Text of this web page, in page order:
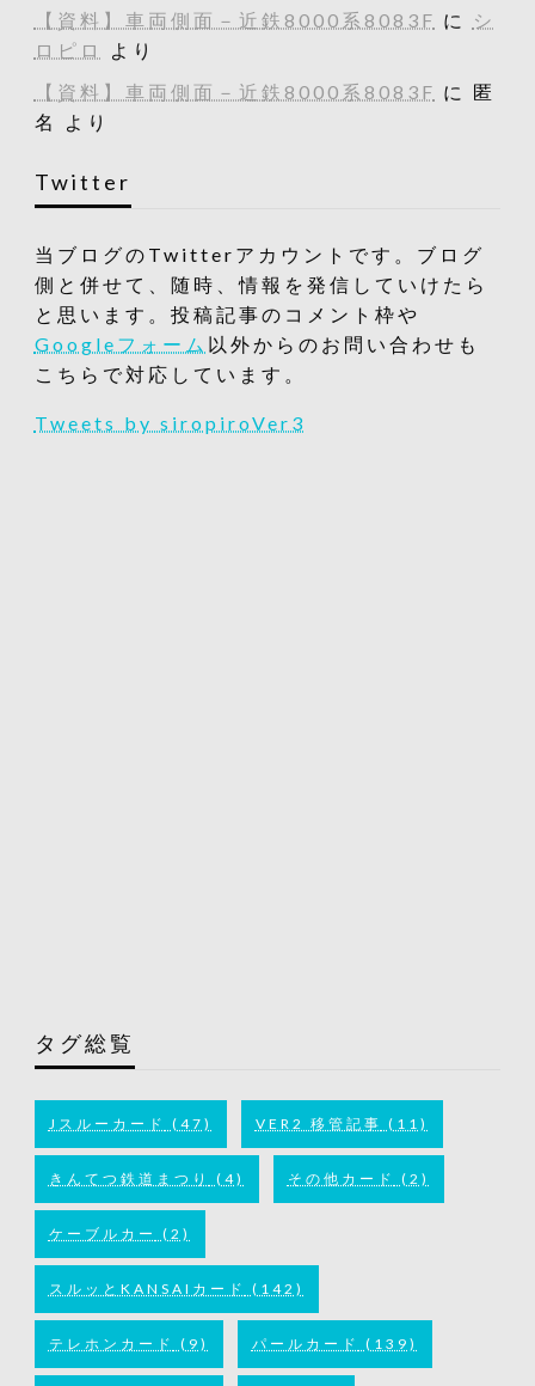
【資料】車両側面－近鉄8000系8083F に
シ
ロピロ
より
【資料】車両側面－近鉄8000系8083F に 匿
名
より
Twitter
当ブログのTwitterアカウントです。ブログ
側と併せて、随時、情報を発信していけたら
と思います。投稿記事のコメント枠や
Googleフォーム 以外からのお問い合わせも
こちらで対応しています。
Tweets by siropiroVer3
タグ総覧
Jスルーカード (47) VER2 移管記事 (11)
きんてつ鉄道まつり (4) その他カード (2)
ケーブルカー (2)
スルッとKANSAIカード (142)
テレホンカード (9) パールカード (139)